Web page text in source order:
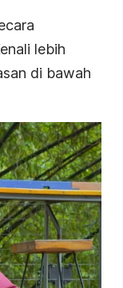
lebih
di bawah